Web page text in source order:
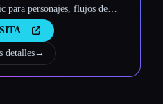
para personajes, flujos de
y vídeos coherentes
detalles→